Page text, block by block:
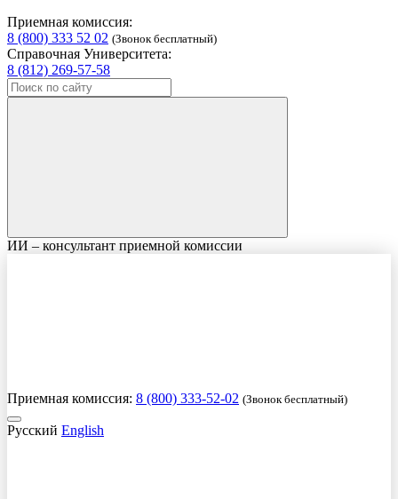
Приемная комиссия:
8 (800) 333 52 02 (Звонок бесплатный)
Справочная Университета:
8 (812) 269-57-58
ИИ – консультант приемной комиссии
Приемная комиссия: 8 (800) 333-52-02 (Звонок бесплатный)
Русский English